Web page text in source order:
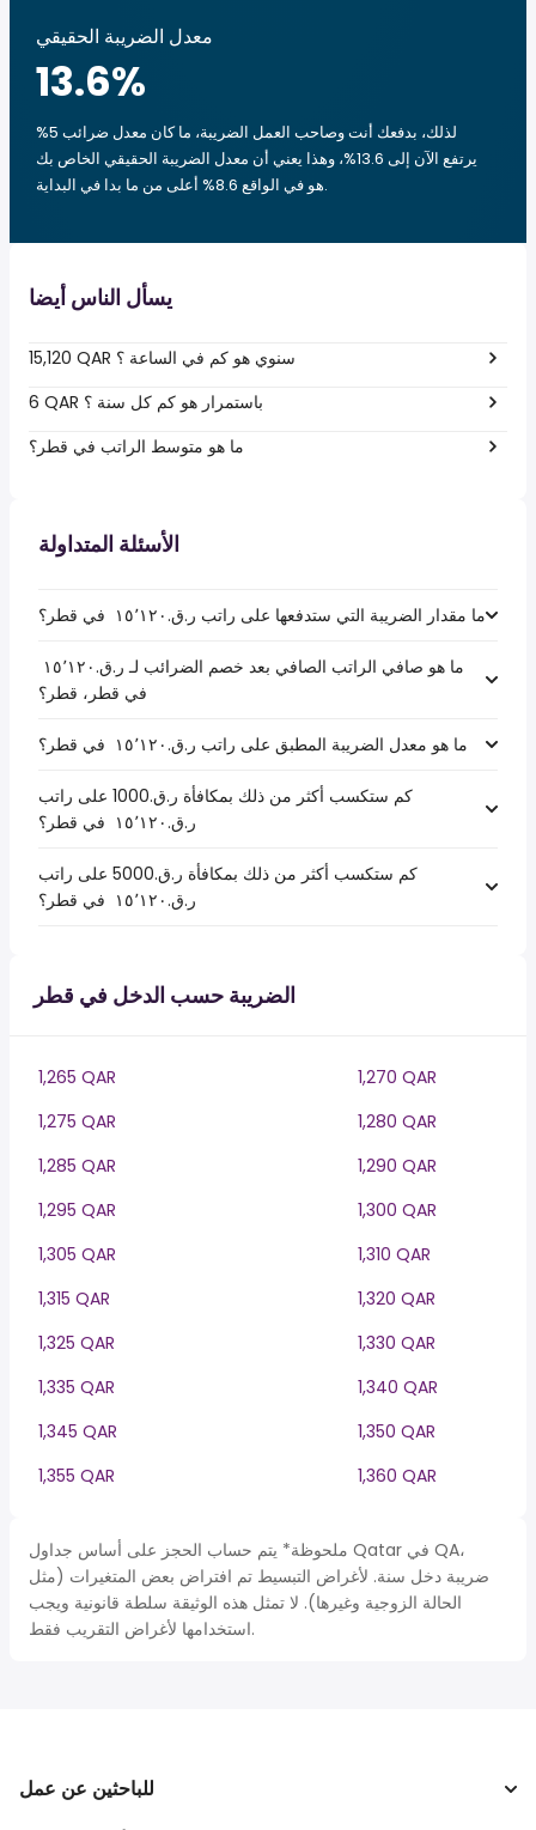
معدل الضريبة الحقيقي
13.6%
لذلك، بدفعك أنت وصاحب العمل الضريبة، ما كان معدل ضرائب 5%
يرتفع الآن إلى 13.6%، وهذا يعني أن معدل الضريبة الحقيقي الخاص بك
هو في الواقع 8.6% أعلى من ما بدا في البداية.
يسأل الناس أيضا
15,120 QAR سنوي هو كم في الساعة ؟
6 QAR باستمرار هو كم كل سنة ؟
ما هو متوسط الراتب في قطر؟
الأسئلة المتداولة
ما مقدار الضريبة التي ستدفعها على راتب ر.ق.‏١٥٬١٢٠ ‏ في قطر؟
في قطر، قطر؟
ما هو معدل الضريبة المطبق على راتب ر.ق.‏١٥٬١٢٠ ‏ في قطر؟
كم ستكسب أكثر من ذلك بمكافأة ر.ق.1000 على راتب
ر.ق.‏١٥٬١٢٠ ‏ في قطر؟
كم ستكسب أكثر من ذلك بمكافأة ر.ق.5000 على راتب
ر.ق.‏١٥٬١٢٠ ‏ في قطر؟
الضريبة حسب الدخل في قطر
1,265 QAR
1,270 QAR
1,275 QAR
1,280 QAR
1,285 QAR
1,290 QAR
1,295 QAR
1,300 QAR
1,305 QAR
1,310 QAR
1,315 QAR
1,320 QAR
1,325 QAR
1,330 QAR
1,335 QAR
1,340 QAR
1,345 QAR
1,350 QAR
1,355 QAR
1,360 QAR
ملحوظة* يتم حساب الحجز على أساس جداول Qatar في QA،
ضريبة دخل سنة. لأغراض التبسيط تم افتراض بعض المتغيرات (مثل
الحالة الزوجية وغيرها). لا تمثل هذه الوثيقة سلطة قانونية ويجب
استخدامها لأغراض التقريب فقط.
للباحثين عن عمل